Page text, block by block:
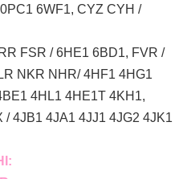
6WF1, CYZ CYH /
FSR / 6HE1 6BD1, FVR /
NKR NHR/ 4HF1 4HG1
4HL1 4HE1T 4KH1,
4JB1 4JA1 4JJ1 4JG2 4JK1